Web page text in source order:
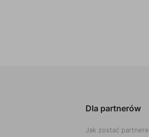
Dla partnerów
Jak zostać